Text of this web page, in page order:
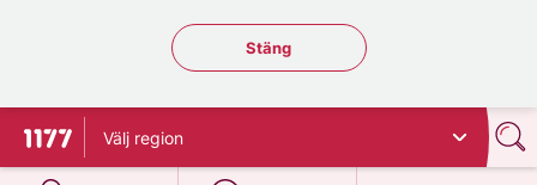
Stäng regionsväljaren
Stäng
Till startsidan för 1177
Välj region
på 1177.se
på 1177.se